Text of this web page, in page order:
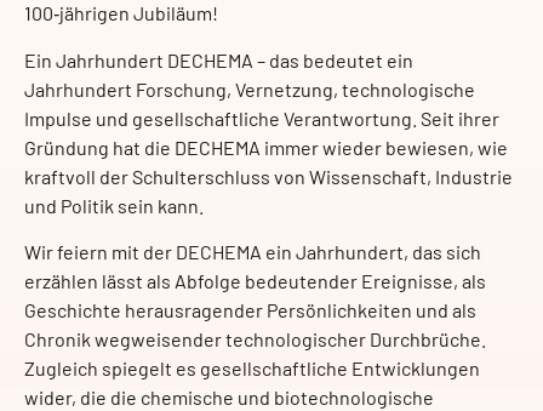
100‑jährigen Jubiläum!
Ein Jahrhundert DECHEMA – das bedeutet ein
Jahrhundert Forschung, Vernetzung, technologische
Impulse und gesellschaftliche Verantwortung. Seit ihrer
Gründung hat die DECHEMA immer wieder bewiesen, wie
kraftvoll der Schulterschluss von Wissenschaft, Industrie
und Politik sein kann.
Wir feiern mit der DECHEMA ein Jahrhundert, das sich
erzählen lässt als Abfolge bedeutender Ereignisse, als
Geschichte herausragender Persönlichkeiten und als
Chronik wegweisender technologischer Durchbrüche.
Zugleich spiegelt es gesellschaftliche Entwicklungen
wider, die die chemische und biotechnologische